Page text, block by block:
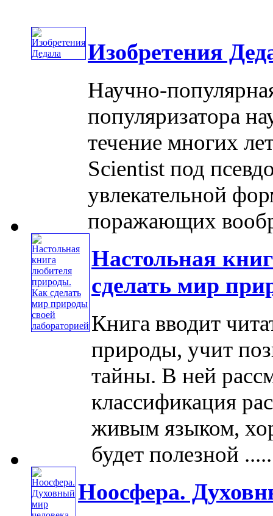
Изобретения
Научно-
популяризатора
течение многих
Scientist под
увлекательной
поражающих
Настольная
сделать мир
Книга вводит
природы, учит
тайны. В ней
классификация
живым языком,
будет полезной
Ноосфера.